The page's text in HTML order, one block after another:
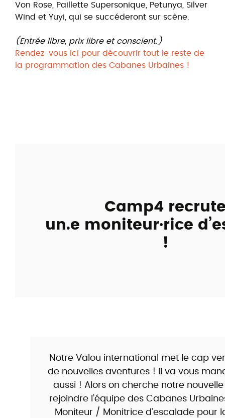
Von Rose, Paillette Supersonique, Petunya, Silver
Wind et Yuyi, qui se succéderont sur scène.
(Entrée libre, prix libre et conscient.)
Rendez-vous ici pour découvrir tout le reste de
la programmation des Cabanes Urbaines !
Camp4
un.e moniteur·rice
!
Notre Valou international met le cap
de nouvelles aventures ! Il va vous
aussi ! Alors on cherche notre
rejoindre l’équipe des Cabanes
Moniteur / Monitrice d’escalade pour